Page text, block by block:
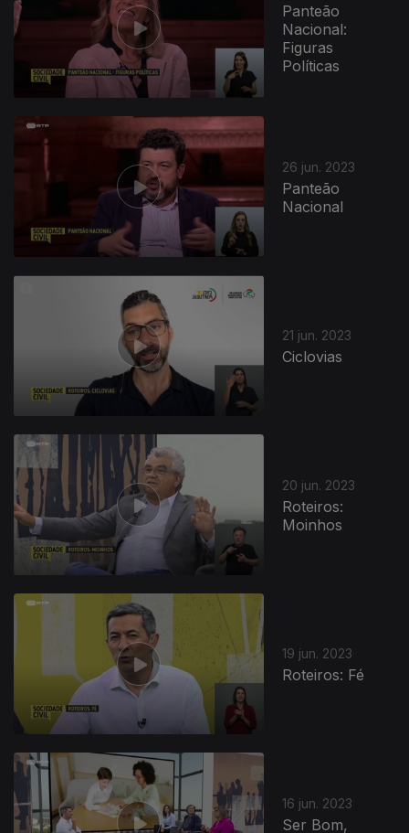
Panteão
Nacional:
Figuras
Políticas
26 jun. 2023
Panteão
Nacional
21 jun. 2023
Ciclovias
20 jun. 2023
Roteiros:
Moinhos
19 jun. 2023
Roteiros: Fé
16 jun. 2023
Ser Bom,